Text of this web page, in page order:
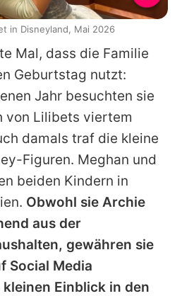
Mal, dass die Familie
Geburtstag nutzt:
Jahr besuchten sie
von Lilibets viertem
damals traf die kleine
Figuren. Meghan und
beiden Kindern in
Obwohl sie Archie
aus der
gewähren sie
Social Media
Einblick in den
in Disneyland, Mai 2026